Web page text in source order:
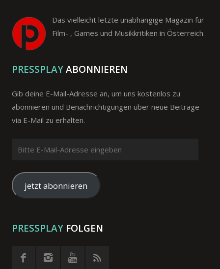
Das vielleicht letzte unabhängige Magazin für
Film- , Games und Musikkritiken in Österreich.
PRESSPLAYABONNIEREN
Gib deine E-Mail-Adresse an, um uns kostenlos zu
abonnieren und Benachrichtigungen über neue Beiträge
via E-Mail zu erhalten.
Mail-
Adresse
eingeben
jetzt abonnieren
PRESSPLAY FOLGEN